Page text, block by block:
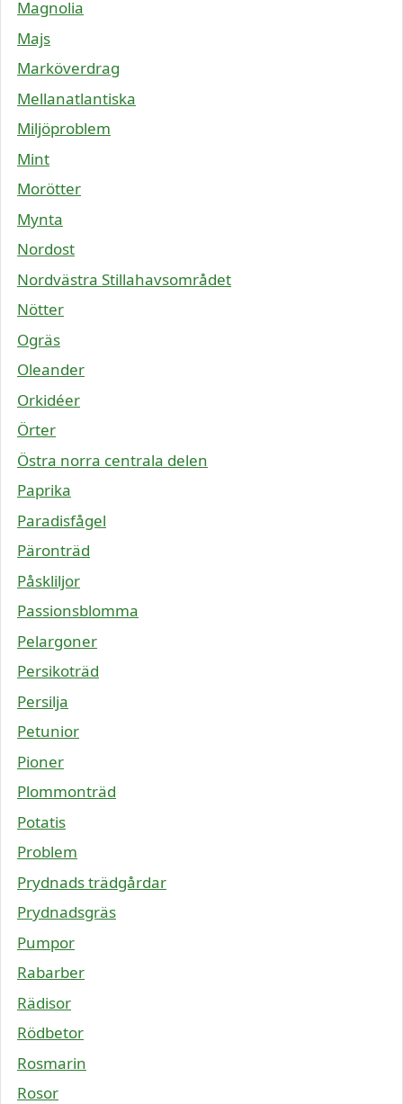
Magnolia
Majs
Marköverdrag
Mellanatlantiska
Miljöproblem
Mint
Morötter
Mynta
Nordost
Nordvästra Stillahavsområdet
Nötter
Ogräs
Oleander
Orkidéer
Örter
Östra norra centrala delen
Paprika
Paradisfågel
Päronträd
Påskliljor
Passionsblomma
Pelargoner
Persikoträd
Persilja
Petunior
Pioner
Plommonträd
Potatis
Problem
Prydnads trädgårdar
Prydnadsgräs
Pumpor
Rabarber
Rädisor
Rödbetor
Rosmarin
Rosor